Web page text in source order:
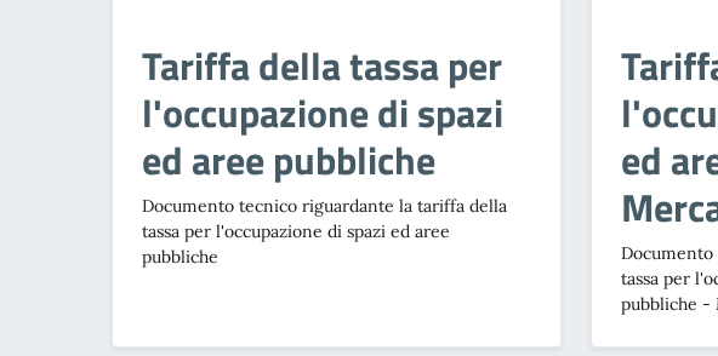
Tariffa della tassa per
l'occupazione di spazi
ed aree pubbliche
Documento tecnico riguardante la tariffa della
tassa per l'occupazione di spazi ed aree
pubbliche
ed
tassa per
pubbliche -